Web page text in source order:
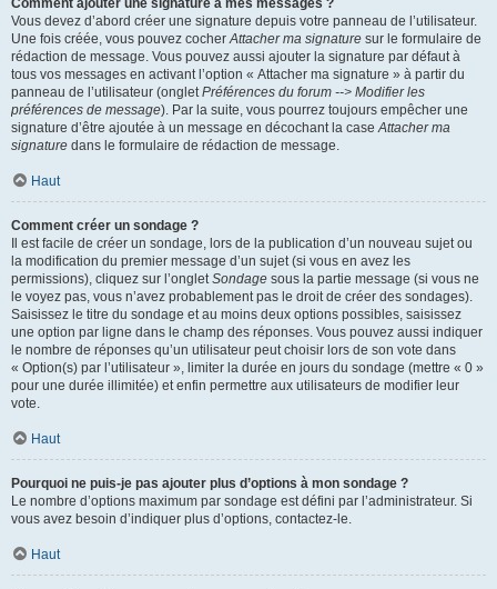
Comment ajouter une signature à mes messages ?
Vous devez d’abord créer une signature depuis votre panneau de l’utilisateur.
Une fois créée, vous pouvez cocherAttacher ma signature sur le formulaire de
rédaction de message. Vous pouvez aussi ajouter la signature par défaut à
tous vos messages en activant l’option « Attacher ma signature » à partir du
panneau de l’utilisateur (ongletPréférences du forum --> Modifier les
préférences de message). Par la suite, vous pourrez toujours empêcher une
signature d’être ajoutée à un message en décochant la caseAttacher ma
signature dans le formulaire de rédaction de message.
Haut
Comment créer un sondage ?
Il est facile de créer un sondage, lors de la publication d’un nouveau sujet ou
la modification du premier message d’un sujet (si vous en avez les
permissions), cliquez sur l’ongletSondage sous la partie message (si vous ne
le voyez pas, vous n’avez probablement pas le droit de créer des sondages).
Saisissez le titre du sondage et au moins deux options possibles, saisissez
une option par ligne dans le champ des réponses. Vous pouvez aussi indiquer
le nombre de réponses qu’un utilisateur peut choisir lors de son vote dans
« Option(s) par l’utilisateur », limiter la durée en jours du sondage (mettre « 0 »
pour une durée illimitée) et enfin permettre aux utilisateurs de modifier leur
vote.
Haut
Pourquoi ne puis-je pas ajouter plus d’options à mon sondage ?
Le nombre d’options maximum par sondage est défini par l’administrateur. Si
vous avez besoin d’indiquer plus d’options, contactez-le.
Haut